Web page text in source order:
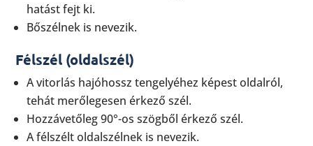
hatást fejt ki.
Bőszélnek is nevezik.
Félszél (oldalszél)
A vitorlás hajóhossz tengelyéhez képest oldalról,
tehát merőlegesen érkező szél.
Hozzávetőleg 90°-os szögből érkező szél.
A félszélt oldalszélnek is nevezik.